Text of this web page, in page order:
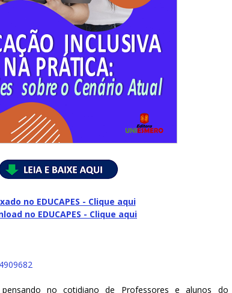
no EDUCAPES - Clique aqui
no EDUCAPES - Clique aqui
no cotidiano de Professores e alunos do